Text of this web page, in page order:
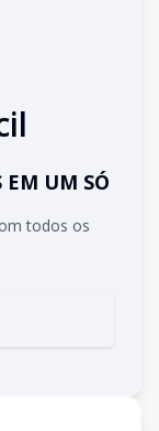
EM UM SÓ
todos os